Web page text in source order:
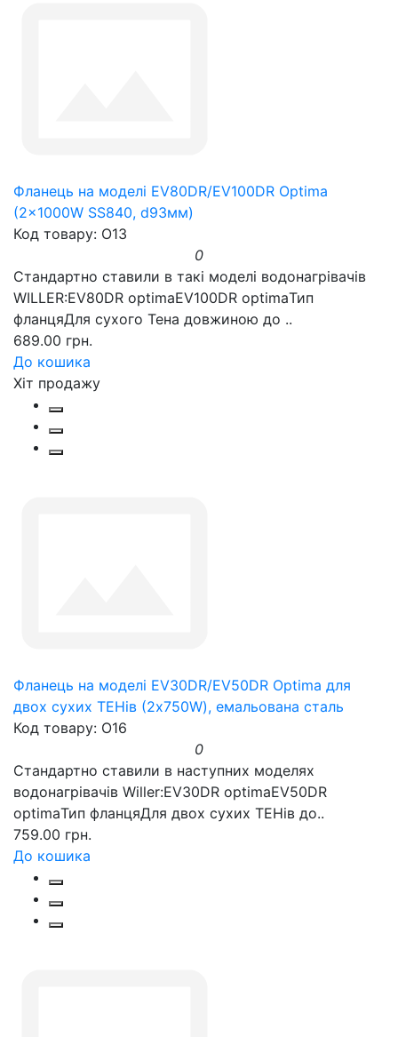
Фланець на моделі EV80DR/EV100DR Optima
(2x1000W SS840, d93мм)
Код товару: O13
0
Стандартно ставили в такі моделі водонагрівачів
WILLER:EV80DR optimaEV100DR optimaТип
фланцяДля сухого Тена довжиною до ..
689.00 грн.
До кошика
Хіт продажу
Фланець на моделі EV30DR/EV50DR Optima для
двох сухих ТЕНів (2х750W), емальована сталь
Код товару: O16
0
Стандартно ставили в наступних моделях
водонагрівачів Willer:EV30DR optimaEV50DR
optimaТип фланцяДля двох сухих ТЕНів до..
759.00 грн.
До кошика